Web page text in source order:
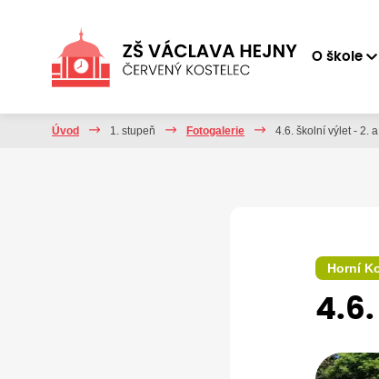
O škole
Úvod 1. stupeň Fotogalerie 4.6. školní výlet - 2.
Horní